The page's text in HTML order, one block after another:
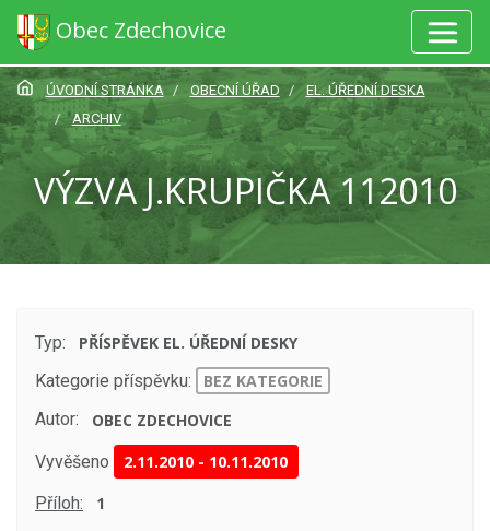
Obec Zdechovice
ÚVODNÍ STRÁNKA OBECNÍ ÚŘAD
EL. ÚŘEDNÍ DESKA
ARCHIV
VÝZVA J.KRUPIČKA 112010
Typ:
PŘÍSPĚVEK EL. ÚŘEDNÍ DESKY
Kategorie příspěvku:
BEZ KATEGORIE
Autor:
OBEC ZDECHOVICE
Vyvěšeno 2.11.2010 - 10.11.2010
Příloh: 1